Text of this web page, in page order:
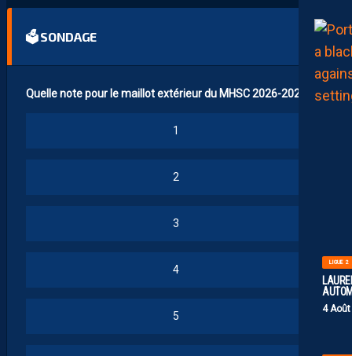
LIGUE 2
4
🗳 SONDAGE
Quelle note pour le maillot extérieur du MHSC 2026-2027 ?
1
2
3
4
5